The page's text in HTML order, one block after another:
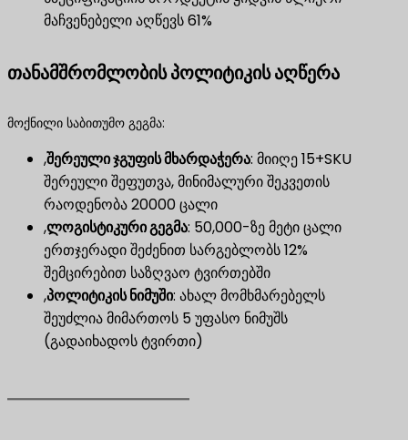
მაჩვენებელი აღწევს 61%
თანამშრომლობის პოლიტიკის აღწერა
მოქნილი საბითუმო გეგმა:
,შერეული ჯგუფის მხარდაჭერა​: მიიღე 15+SKU
შერეული შეფუთვა, მინიმალური შეკვეთის
რაოდენობა 20000 ცალი
,ლოგისტიკური გეგმა​: 50,000-ზე მეტი ცალი
ერთჯერადი შეძენით სარგებლობს 12%
შემცირებით საზღვაო ტვირთებში
,პოლიტიკის ნიმუში​: ახალ მომხმარებელს
შეუძლია მიმართოს 5 უფასო ნიმუშს
(გადაიხადოს ტვირთი)